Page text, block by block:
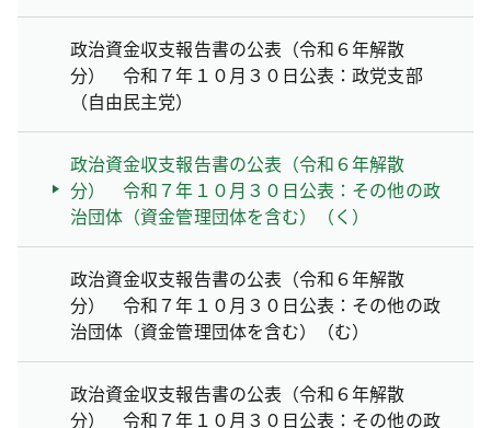
政治資金収支報告書の公表（令和６年解散
分） 令和７年１０月３０日公表：政党支部
（自由民主党）
政治資金収支報告書の公表（令和６年解散
分） 令和７年１０月３０日公表：その他の政
治団体（資金管理団体を含む）（く）
政治資金収支報告書の公表（令和６年解散
分） 令和７年１０月３０日公表：その他の政
治団体（資金管理団体を含む）（む）
政治資金収支報告書の公表（令和６年解散
分） 令和７年１０月３０日公表：その他の政